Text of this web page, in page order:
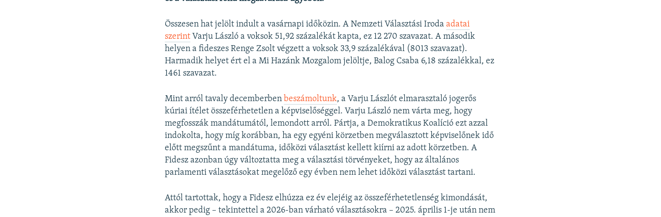
Összesen hat jelölt indult a vasárnapi időközin. A Nemzeti Választási Irodaadatai
szerint Varju László a voksok 51,92 százalékát kapta, ez 12 270 szavazat. A második
helyen a fideszes Renge Zsolt végzett a voksok 33,9 százalékával (8013 szavazat).
Harmadik helyet ért el a Mi Hazánk Mozgalom jelöltje, Balog Csaba 6,18 százalékkal, ez
1461 szavazat.
Mint arról tavaly decemberben beszámoltunk, a Varju Lászlót elmarasztaló jogerős
kúriai ítélet összeférhetetlen a képviselőséggel. Varju László nem várta meg, hogy
megfosszák mandátumától, lemondott arról. Pártja, a Demokratikus Koalíció ezt azzal
indokolta, hogy míg korábban, ha egy egyéni körzetben megválasztott képviselőnek idő
előtt megszűnt a mandátuma, időközi választást kellett kiírni az adott körzetben. A
Fidesz azonban úgy változtatta meg a választási törvényeket, hogy az általános
parlamenti választásokat megelőző egy évben nem lehet időközi választást tartani.
Attól tartottak, hogy a Fidesz elhúzza ez év elejéig az összeférhetetlenség kimondását,
akkor pedig – tekintettel a 2026-ban várható választásokra – 2025. április 1-je után nem